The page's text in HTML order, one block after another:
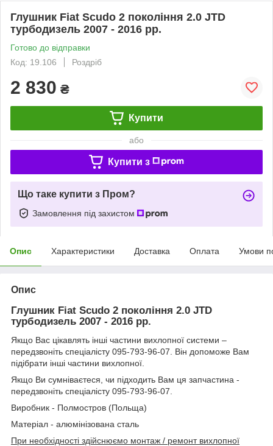
Глушник Fiat Scudo 2 покоління 2.0 JTD
турбодизель 2007 - 2016 рр.
Готово до відправки
Код: 19.106
Роздріб
2 830 ₴
Купити
або
Купити з
Що таке купити з Пром?
Замовлення під захистом
Опис Характеристики Доставка Оплата Умови
Опис
Глушник Fiat Scudo 2 покоління 2.0 JTD
турбодизель 2007 - 2016 рр.
Якщо Вас цікавлять інші частини вихлопної системи –
передзвоніть спеціалісту 095-793-96-07. Він допоможе Вам
підібрати інші частини вихлопної.
Якщо Ви сумніваєтеся, чи підходить Вам ця запчастина -
передзвоніть спеціалісту 095-793-96-07.
Виробник - Полмостров (Польща)
Матеріал - алюмінізована сталь
При необхідності здійснюємо монтаж / ремонт вихлопної